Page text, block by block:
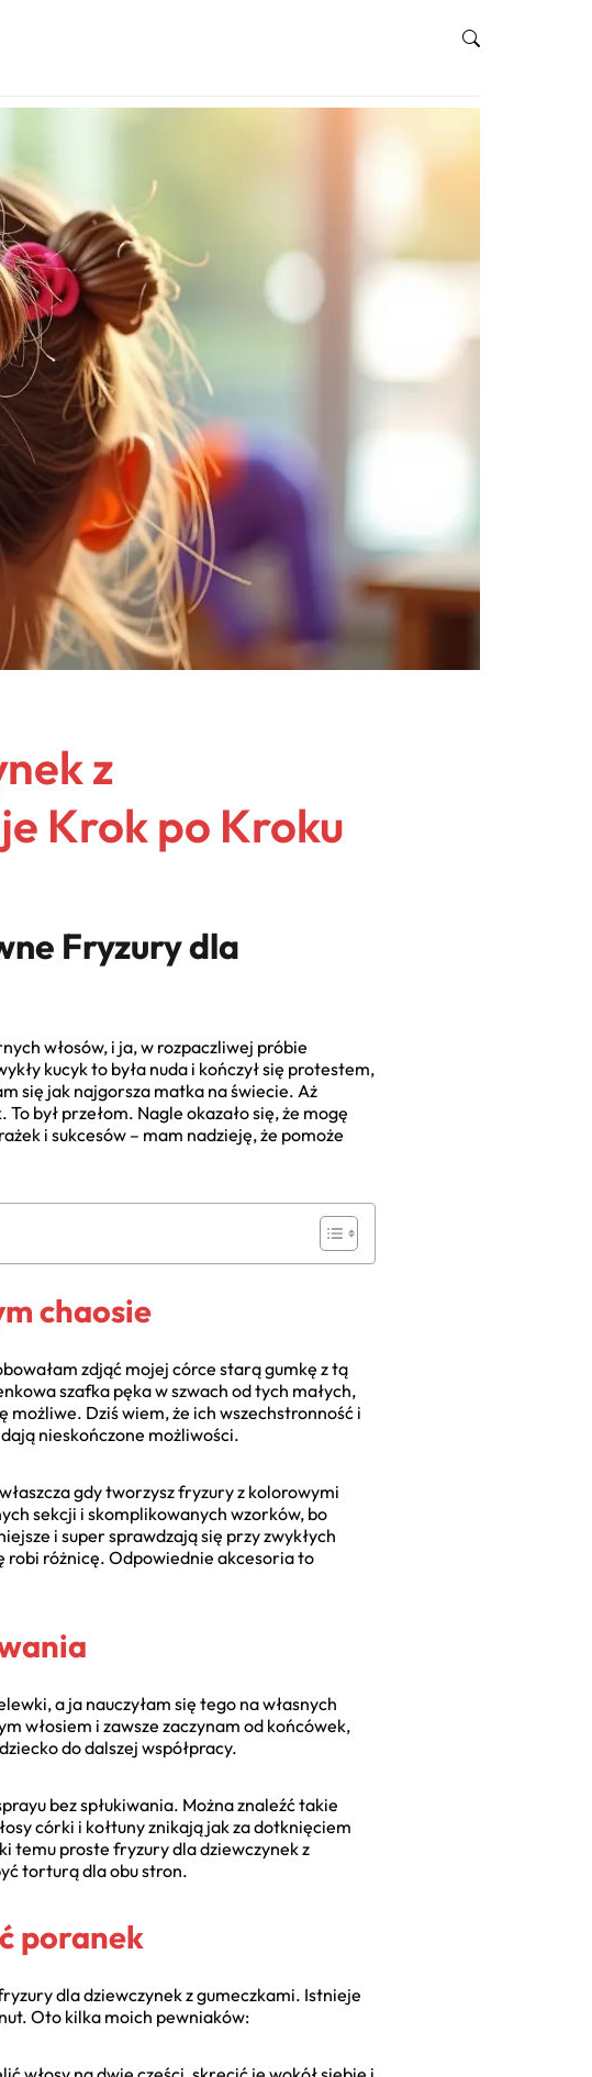
z
Krok po Kroku
Fryzury dla
włosów, i ja, w rozpaczliwej próbie
kucyk to była nuda i kończył się protestem,
się jak najgorsza matka na świecie. Aż
był przełom. Nagle okazało się, że mogę
i sukcesów – mam nadzieję, że pomoże
chaosie
zdjąć mojej córce starą gumkę z tą
szafka pęka w szwach od tych małych,
możliwe. Dziś wiem, że ich wszechstronność i
nieskończone możliwości.
gdy tworzysz fryzury z kolorowymi
sekcji i skomplikowanych wzorków, bo
i super sprawdzają się przy zwykłych
robi różnicę. Odpowiednie akcesoria to
a ja nauczyłam się tego na własnych
włosiem i zawsze zaczynam od końcówek,
do dalszej współpracy.
bez spłukiwania. Można znaleźć takie
córki i kołtuny znikają jak za dotknięciem
temu proste fryzury dla dziewczynek z
torturą dla obu stron.
poranek
dla dziewczynek z gumeczkami. Istnieje
Oto kilka moich pewniaków: